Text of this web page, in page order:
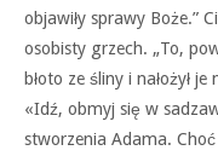
objawiły sprawy Boże.”
osobisty grzech. „To,
błoto ze śliny i nałożył
«Idź, obmyj się w
stworzenia Adama.